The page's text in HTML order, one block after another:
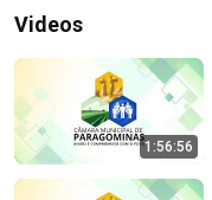
Videos
1:56:56